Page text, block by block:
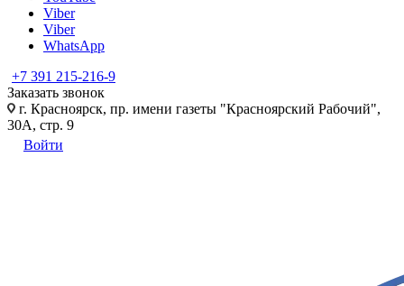
Viber
Viber
WhatsApp
+7 391 215-216-9
Заказать звонок
г. Красноярск, пр. имени газеты "Красноярский Рабочий",
30А, стр. 9
Войти